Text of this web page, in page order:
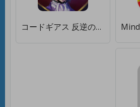
コードギアス 反逆のルルーシュ ロストストーリーズ [Много монет]